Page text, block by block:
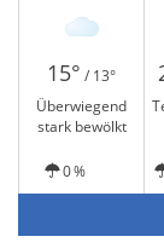
15° / 13°
Überwiegend
stark bewölkt
0 %